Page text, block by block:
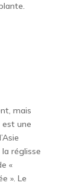
mais
est une
la réglisse
«
». Le